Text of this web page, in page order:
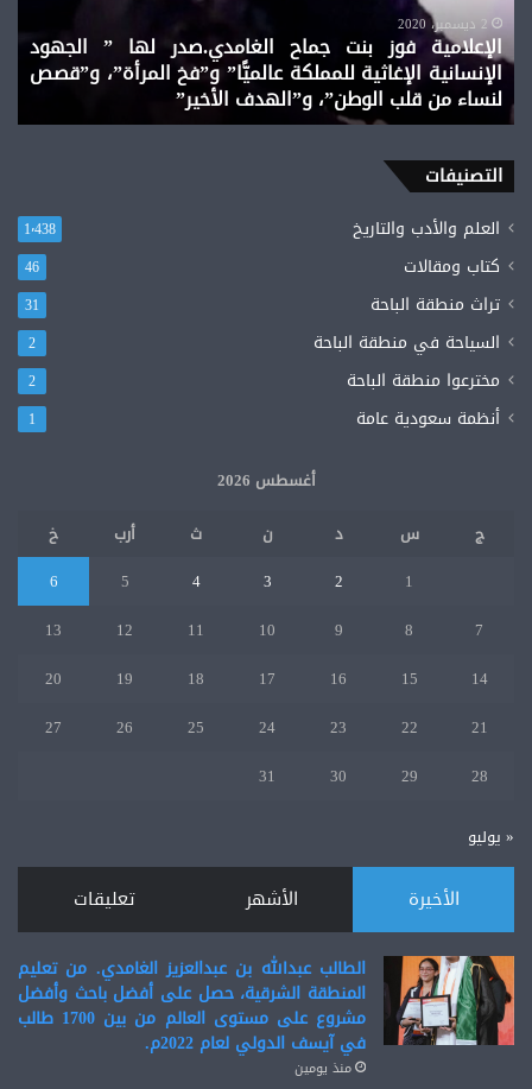
6 مارس، 2019
أمير الشعراء.. أحمد شوقي
التصنيفات
العلم والأدب والتاريخ 1٬438
كتاب ومقالات 46
تراث منطقة الباحة 31
السياحة في منطقة الباحة 2
مخترعوا منطقة الباحة 2
أنظمة سعودية عامة 1
أغسطس 2026
ج
س د ن ث أرب
خ
1
2
3
4
5
6
7
8
9
10
11
12
13
14
15
16
17
18
19
20
21
22
23
24
25
26
27
28
29
30
31
« يوليو
الأخيرة الأشهر تعليقات
الطالب عبدالله بن عبدالعزيز الغامدي. من تعليم
المنطقة الشرقية، حصل على أفضل باحث وأفضل
مشروع على مستوى العالم من بين 1700 طالب
في آيسف الدولي لعام 2022م.
منذ يومين